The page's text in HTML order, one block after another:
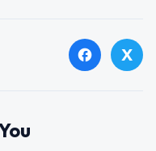
facebook X